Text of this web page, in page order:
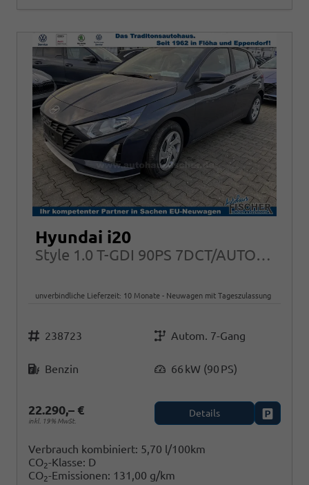
Hyundai i20
Style 1.0 T-GDI 90PS 7DCT/AUTOMATIK, FULL-LED NAVI Sitzheizung ALU Klimaautomatik RFK
unverbindliche Lieferzeit: 10 Monate Neuwagen mit Tageszulassung
Fahrzeugnr.
238723
Getriebe
Autom. 7-Gang
Benzin 66 kW (90 PS)
22.290,– €
inkl. 19% MwSt.
Details
Verbrauch kombiniert: 5,70 l/100km
CO2-Klasse: D
CO2-Emissionen: 131,00 g/km